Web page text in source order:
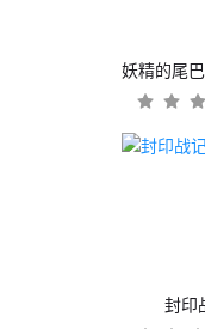
封印